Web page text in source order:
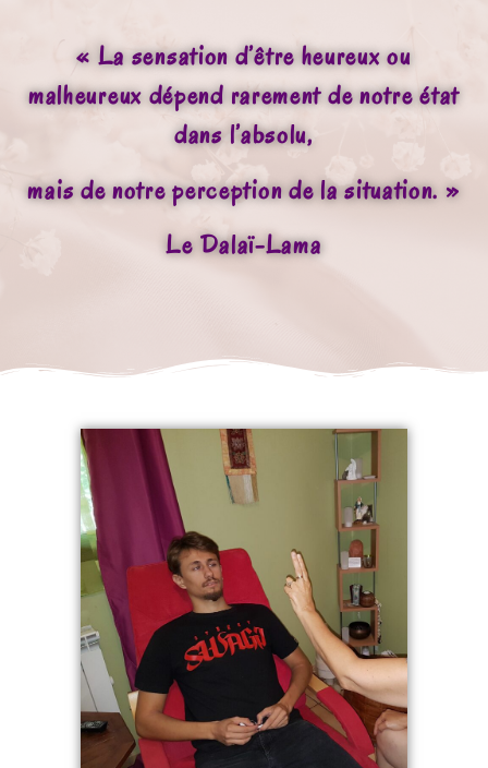
« La sensation d’être heureux ou
malheureux dépend rarement de notre état
dans l’absolu,
mais de notre perception de la situation. »
Le Dalaï-Lama